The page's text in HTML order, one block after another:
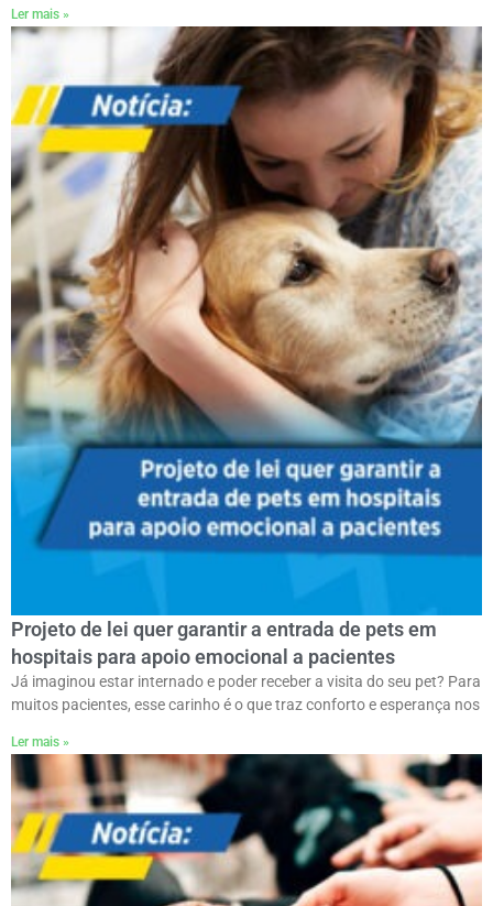
Ler mais »
Projeto de lei quer garantir a entrada de pets em
hospitais para apoio emocional a pacientes
Já imaginou estar internado e poder receber a visita do seu pet? Para
muitos pacientes, esse carinho é o que traz conforto e esperança nos
Ler mais »